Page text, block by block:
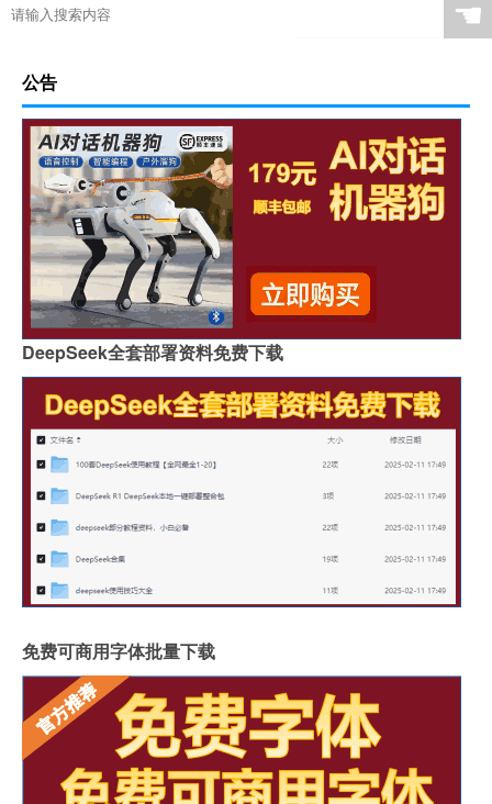
☚
公告
DeepSeek全套部署资料免费下载
免费可商用字体批量下载